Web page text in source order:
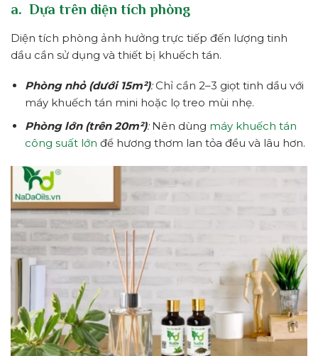
a. Dựa trên diện tích phòng
Diện tích phòng ảnh hưởng trực tiếp đến lượng tinh
dầu cần sử dụng và thiết bị khuếch tán.
Phòng nhỏ (dưới 15m²):Chỉ cần 2–3 giọt tinh dầu với
máy khuếch tán mini hoặc lọ treo mùi nhẹ.
Phòng lớn (trên 20m²):Nên dùng máy khuếch tán
công suất lớn để hương thơm lan tỏa đều và lâu hơn.